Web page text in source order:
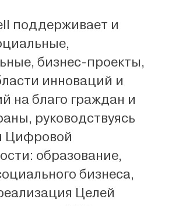
поддерживает и
бизнес-проекты,
инноваций и
на благо граждан и
руководствуясь
Цифровой
образование,
бизнеса,
Целей